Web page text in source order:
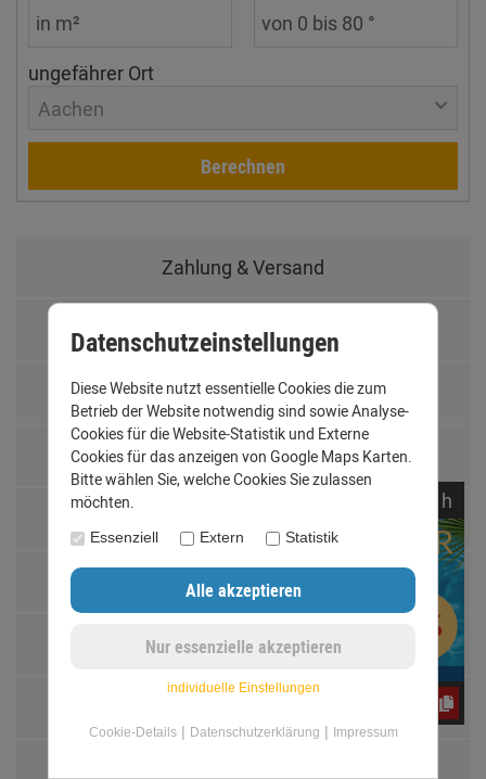
ungefährer Ort
Aachen
Berechnen
Zahlung & Versand
Datenschutz
AGB
Impressum
Widerrufsrecht
Schäden und Reklamationen
h
Datenschutzeinstellungen
Diese Website nutzt essentielle Cookies die zum
Betrieb der Website notwendig sind sowie Analyse-
Cookies für die Website-Statistik und Externe
Cookies für das anzeigen von Google Maps Karten.
Bitte wählen Sie, welche Cookies Sie zulassen
möchten.
Essenziell Extern Statistik
individuelle Einstellungen
Cookie-Details| Datenschutzerklärung | Impressum